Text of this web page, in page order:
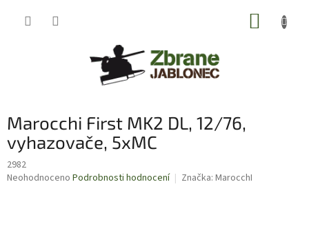
Marocchi First MK2 DL, 12/76,
vyhazovače, 5xMC
2982
Průměrné
Neohodnoceno Podrobnosti hodnocení Značka: MarocchI